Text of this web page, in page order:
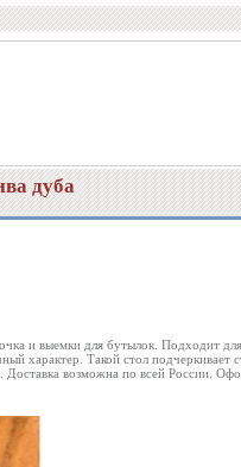
дуба
и выемки для бутылок. Подходит
характер. Такой стол
возможна по всей России.